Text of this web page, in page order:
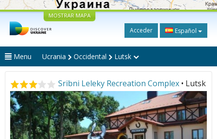
MOSTRAR MAPA
Acceder Español
Menu Ucrania Occidental Lutsk
Sribni Leleky Recreation Complex • Lutsk